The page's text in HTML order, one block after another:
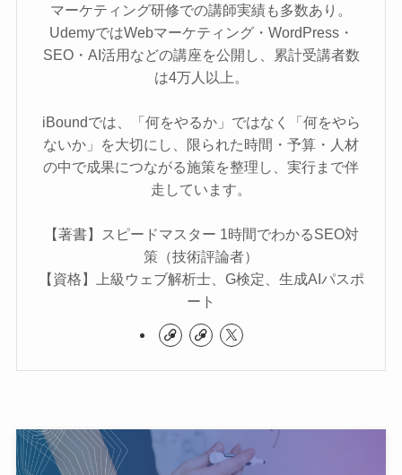
マーケティング研修での講師実績も多数あり。
UdemyではWebマーケティング・WordPress・
SEO・AI活用などの講座を公開し、累計受講者数
は4万人以上。
iBoundでは、「何をやるか」ではなく「何をやら
ないか」を大切にし、限られた時間・予算・人材
の中で成果につながる施策を整理し、実行まで伴
走しています。
【著書】スピードマスター 1時間でわかるSEO対
策（技術評論者）
【資格】上級ウェブ解析士、G検定、生成AIパスポ
ート